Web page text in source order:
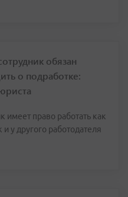
обязан
о подработке:
имеет право работать как
у другого работодателя